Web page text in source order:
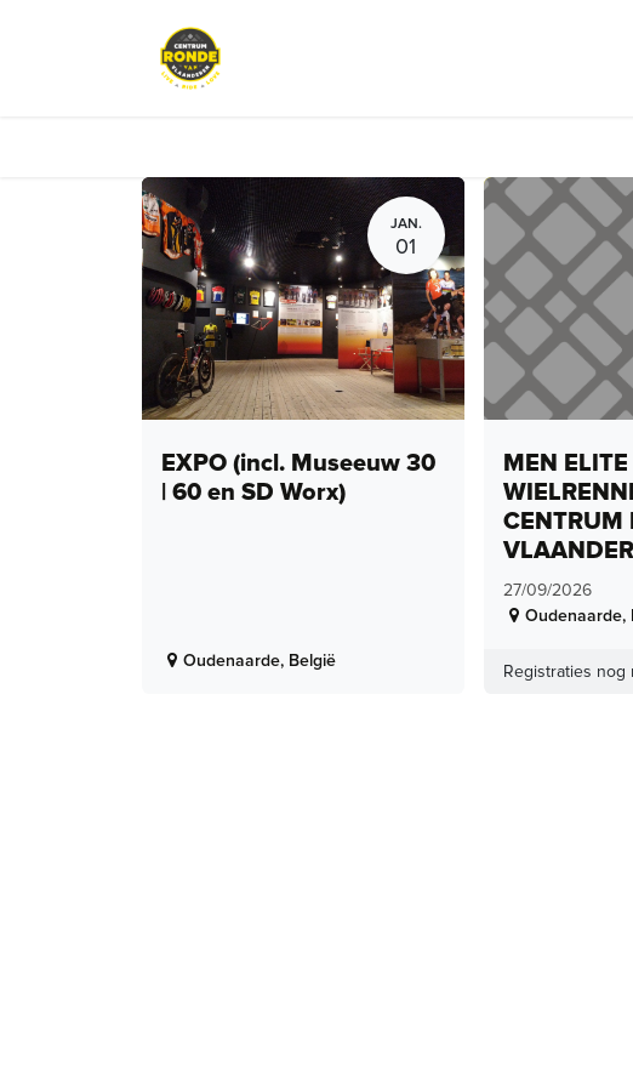
JAN.
01
EXPO (incl. Museeuw 30
| 60 en SD Worx)
Oudenaarde, België
MEN
CENTRUM
27/09/2026
Oudenaarde,
Registraties nog